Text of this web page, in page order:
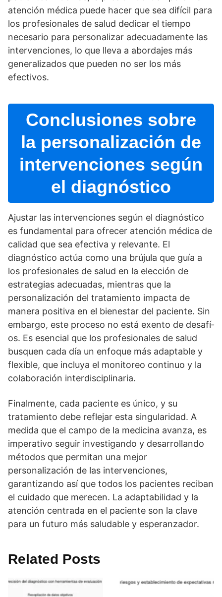
atención médica puede hacer que sea difí­cil para
los profesionales de salud dedicar el tiempo
necesario para personalizar adecuadamente las
intervenciones, lo que lleva a abordajes más
generalizados que pueden no ser los más
efectivos.
Conclusiones sobre
la personalización de
intervenciones según
el diagnóstico
Ajustar las intervenciones según el diagnóstico
es fundamental para ofrecer atención médica de
calidad que sea efectiva y relevante. El
diagnóstico actúa como una brújula que guí­a a
los profesionales de salud en la elección de
estrategias adecuadas, mientras que la
personalización del tratamiento impacta de
manera positiva en el bienestar del paciente. Sin
embargo, este proceso no está exento de desafí­
os. Es esencial que los profesionales de salud
busquen cada dí­a un enfoque más adaptable y
flexible, que incluya el monitoreo continuo y la
colaboración interdisciplinaria.
Finalmente, cada paciente es único, y su
tratamiento debe reflejar esta singularidad. A
medida que el campo de la medicina avanza, es
imperativo seguir investigando y desarrollando
métodos que permitan una mejor
personalización de las intervenciones,
garantizando así­ que todos los pacientes reciban
el cuidado que merecen. La adaptabilidad y la
atención centrada en el paciente son la clave
para un futuro más saludable y esperanzador.
Related Posts